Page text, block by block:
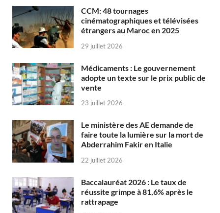
CCM: 48 tournages
cinématographiques et télévisées
étrangers au Maroc en 2025
29 juillet 2026
Médicaments : Le gouvernement
adopte un texte sur le prix public de
vente
23 juillet 2026
Le ministère des AE demande de
faire toute la lumière sur la mort de
Abderrahim Fakir en Italie
22 juillet 2026
Baccalauréat 2026 : Le taux de
réussite grimpe à 81,6% après le
rattrapage